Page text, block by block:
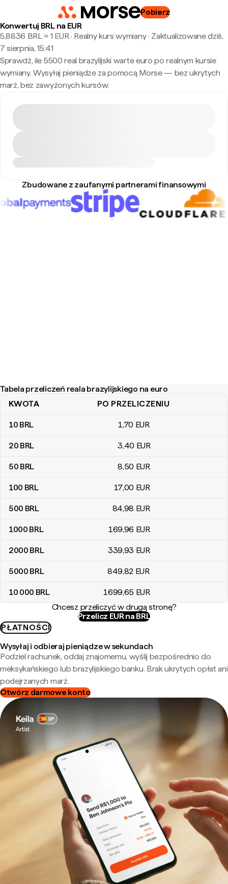
Pobierz
Konwertuj BRL na EUR
5,8836 BRL ≈ 1 EUR · Realny kurs wymiany· Zaktualizowane dziś,
7 sierpnia, 15:41
Sprawdź, ile 5500 real brazylijski warte euro po realnym kursie
wymiany. Wysyłaj pieniądze za pomocą Morse — bez ukrytych
marż, bez zawyżonych kursów.
Zbudowane z zaufanymi partnerami finansowymi
Tabela przeliczeń reala brazylijskiego na euro
Tabela przeliczeń reala brazylijskiego na euro
KWOTA PO PRZELICZENIU
10 BRL 1,70 EUR
20 BRL 3,40 EUR
50 BRL 8,50 EUR
100 BRL 17,00 EUR
500 BRL 84,98 EUR
1000 BRL 169,96 EUR
2000 BRL 339,93 EUR
5000 BRL 849,82 EUR
10 000 BRL 1699,65 EUR
Chcesz przeliczyć w drugą stronę?
Przelicz EUR na BRL
PŁATNOŚCI
Wysyłaj i odbieraj pieniądze w sekundach
Podziel rachunek, oddaj znajomemu, wyślij bezpośrednio do
meksykańskiego lub brazylijskiego banku. Brak ukrytych opłat ani
podejrzanych marż.
Otwórz darmowe konto